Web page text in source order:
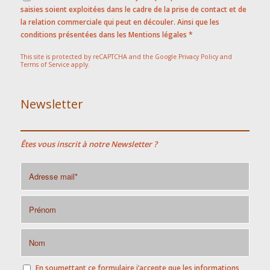
saisies soient exploitées dans le cadre de la prise de contact et de
la relation commerciale qui peut en découler. Ainsi que les
conditions présentées dans les Mentions légales *
This site is protected by reCAPTCHA and the Google Privacy Policyand
Terms of Serviceapply.
Newsletter
Êtes vous inscrit à notre Newsletter ?
En soumettant ce formulaire j’accepte que les informations